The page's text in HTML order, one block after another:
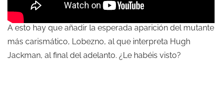
A esto hay que añadir la esperada aparición del mutante
más carismático, Lobezno, al que interpreta Hugh
Jackman, al final del adelanto. ¿Le habéis visto?